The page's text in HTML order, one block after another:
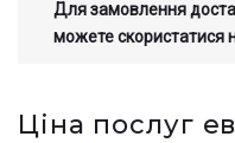
Для замовлення
можете скористатися
Ціна послуг